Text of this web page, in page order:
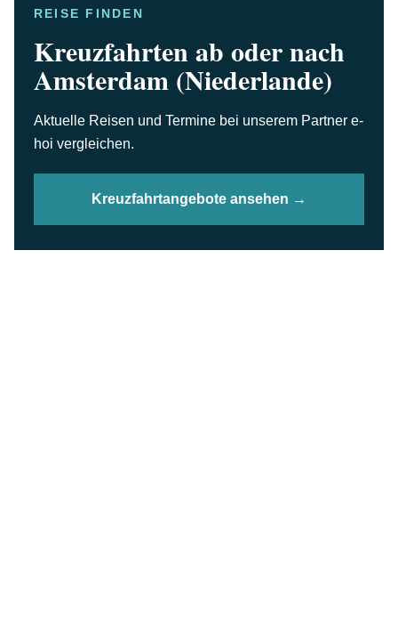
REISE FINDEN
Kreuzfahrten ab oder nach
Amsterdam (Niederlande)
Aktuelle Reisen und Termine bei unserem Partner e-
hoi vergleichen.
Kreuzfahrtangebote ansehen →